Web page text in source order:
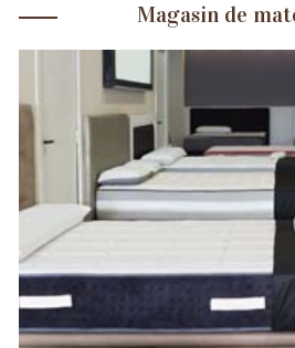
Magasin de